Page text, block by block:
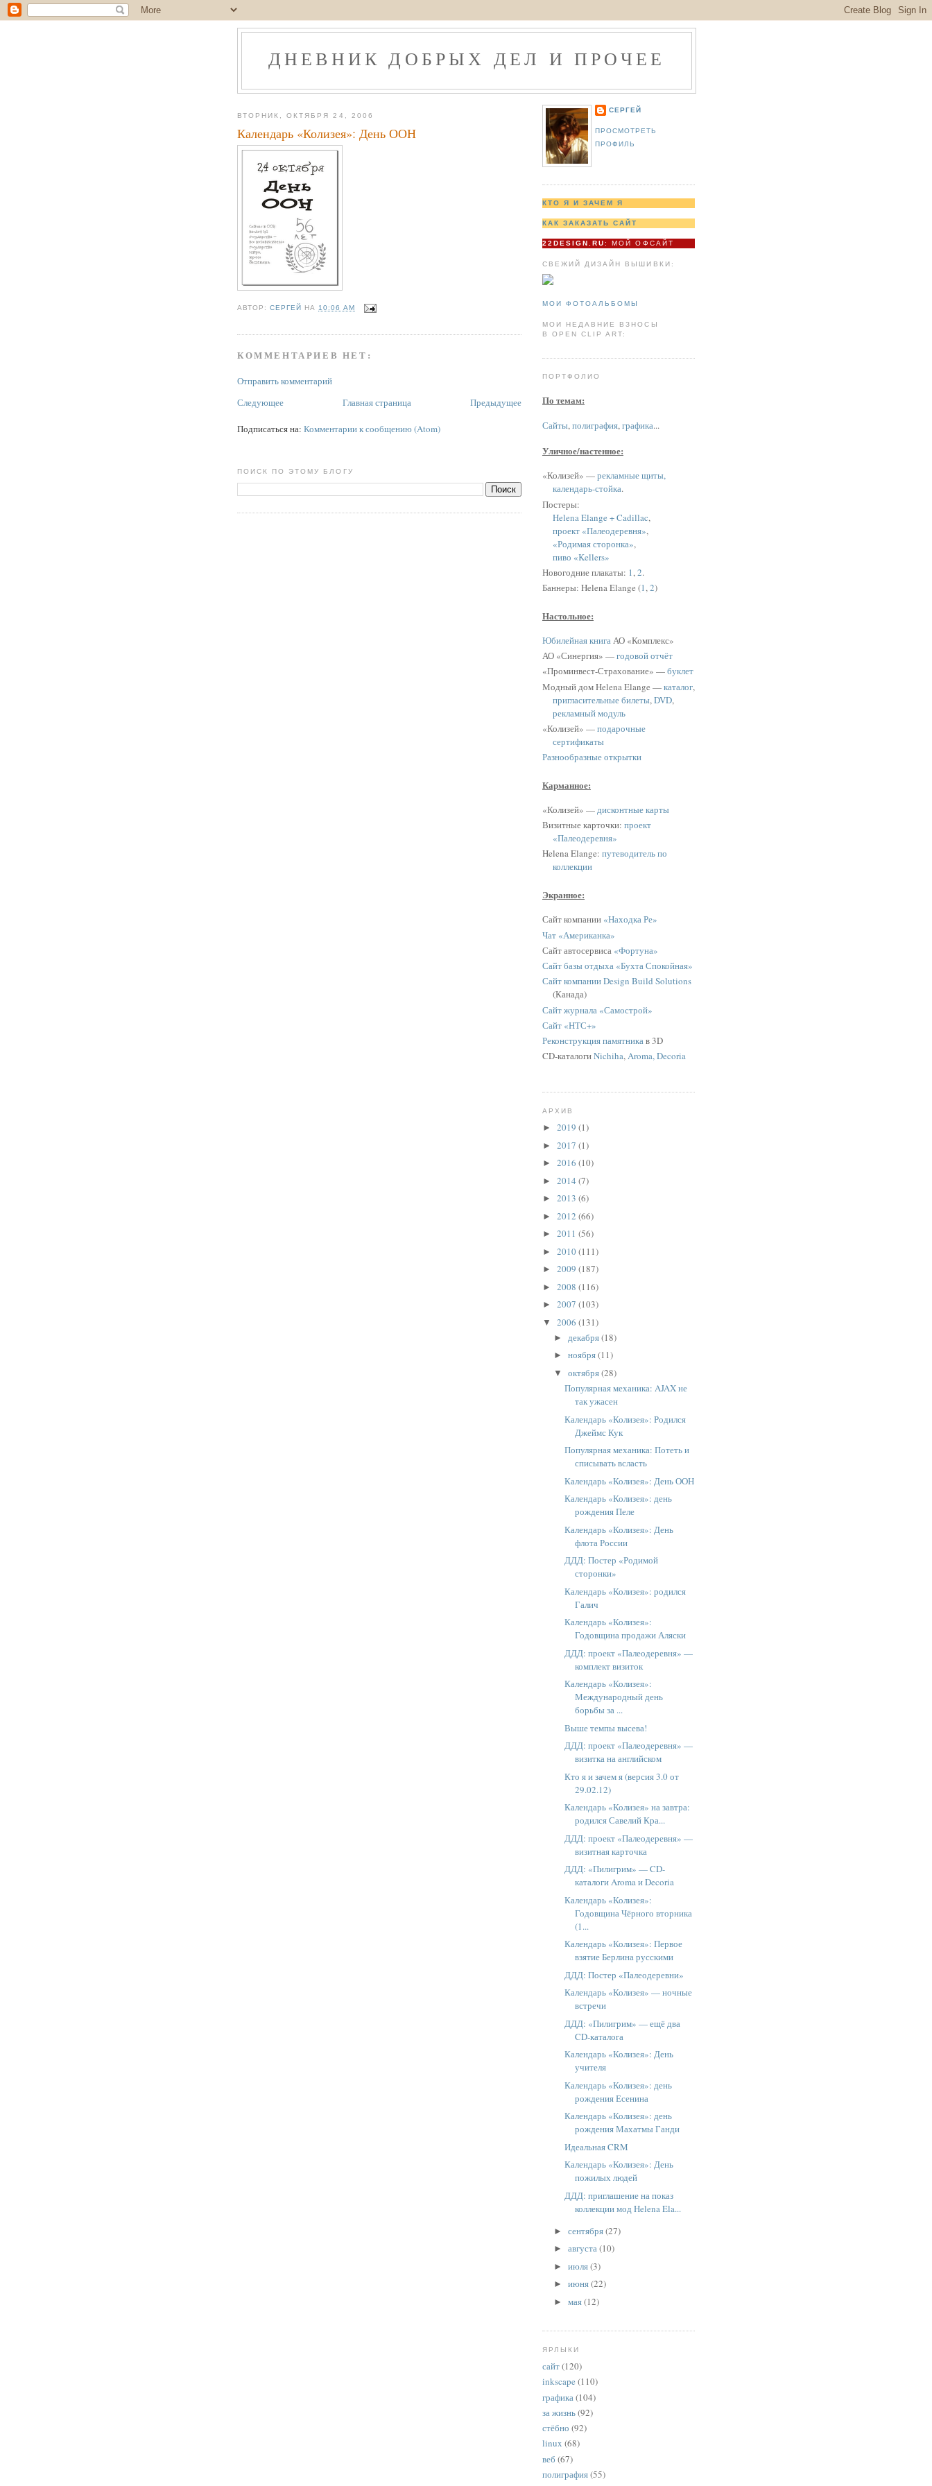
ДНЕВНИК ДОБРЫХ ДЕЛ И ПРОЧЕЕ
ВТОРНИК, ОКТЯБРЯ 24, 2006
Календарь «Колизея»: День ООН
АВТОР:СЕРГЕЙ НА 10:06 AM
КОММЕНТАРИЕВ НЕТ:
Отправить комментарий
Следующее
Предыдущее
Главная страница
Подписаться на: Комментарии к сообщению (Atom)
ПОИСК ПО ЭТОМУ БЛОГУ
СЕРГЕЙ
ПРОСМОТРЕТЬ
ПРОФИЛЬ
КТО Я И ЗАЧЕМ Я
КАК ЗАКАЗАТЬ САЙТ
22DESIGN.RU : МОЙ ОФСАЙТ
СВЕЖИЙ ДИЗАЙН ВЫШИВКИ:
МОИ ФОТОАЛЬБОМЫ
МОИ НЕДАВНИЕ ВЗНОСЫ
В OPEN CLIP ART:
ПОРТФОЛИО
По темам:
Сайты,полиграфия,графика...
Уличное/настенное:
«Колизей» —рекламные щиты,
календарь-стойка.
Постеры:
Helena Elange + Cadillac,
проект «Палеодеревня»,
«Родимая сторонка»,
пиво «Kellers»
Новогодние плакаты: 1,2.
Баннеры: Helena Elange (1,2)
Настольное:
Юбилейная книгаАО «Комплекс»
АО «Синергия» —годовой отчёт
«Проминвест-Страхование» —буклет
Модный дом Helena Elange —каталог,
пригласительные билеты,DVD,
рекламный модуль
«Колизей» —подарочные
сертификаты
Разнообразные открытки
Карманное:
«Колизей» —дисконтные карты
Визитные карточки: проект
«Палеодеревня»
Helena Elange: путеводитель по
коллекции
Экранное:
Сайт компании «Находка Ре»
Чат «Американка»
Сайт автосервиса «Фортуна»
Сайт базы отдыха «Бухта Спокойная»
Сайт компании Design Build Solutions
(Канада)
Сайт журнала «Самострой»
Сайт «НТС+»
Реконструкция памятникав 3D
CD-каталогиNichiha,Aroma, Decoria
АРХИВ
► 2019 (1)
► 2017 (1)
► 2016 (10)
► 2014 (7)
► 2013 (6)
► 2012 (66)
► 2011 (56)
► 2010(111)
► 2009 (187)
► 2008 (116)
► 2007 (103)
▼ 2006 (131)
► декабря(18)
► ноября(11)
▼ октября(28)
Популярная механика: AJAX не
так ужасен
Календарь «Колизея»: Родился
Джеймс Кук
Популярная механика: Потеть и
списывать всласть
Календарь «Колизея»: День ООН
Календарь «Колизея»: день
рождения Пеле
Календарь «Колизея»: День
флота России
ДДД: Постер «Родимой
сторонки»
Календарь «Колизея»: родился
Галич
Календарь «Колизея»:
Годовщина продажи Аляски
ДДД: проект «Палеодеревня» —
комплект визиток
Календарь «Колизея»:
Международный день
борьбы за ...
Выше темпы высева!
ДДД: проект «Палеодеревня» —
визитка на английском
Кто я и зачем я (версия 3.0 от
29.02.12)
Календарь «Колизея» на завтра:
родился Савелий Кра...
ДДД: проект «Палеодеревня» —
визитная карточка
ДДД: «Пилигрим» — CD-
каталоги Aroma и Decoria
Календарь «Колизея»:
Годовщина Чёрного вторника
(1...
Календарь «Колизея»: Первое
взятие Берлина русскими
ДДД: Постер «Палеодеревни»
Календарь «Колизея» — ночные
встречи
ДДД: «Пилигрим» — ещё два
CD-каталога
Календарь «Колизея»: День
учителя
Календарь «Колизея»: день
рождения Есенина
Календарь «Колизея»: день
рождения Махатмы Ганди
Идеальная CRM
Календарь «Колизея»: День
пожилых людей
ДДД: приглашение на показ
коллекции мод Helena Ela...
► сентября(27)
► августа(10)
► июля(3)
► июня(22)
► мая(12)
ЯРЛЫКИ
сайт(120)
inkscape (110)
графика(104)
за жизнь(92)
стёбно (92)
linux (68)
веб (67)
полиграфия(55)